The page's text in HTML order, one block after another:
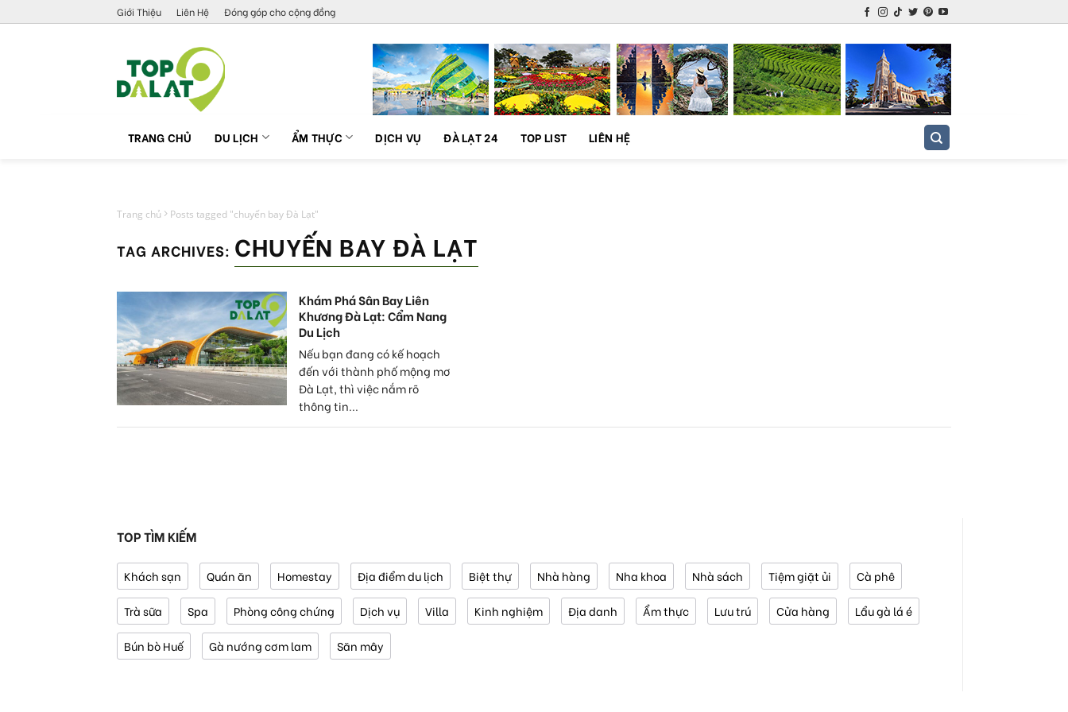
to
Giới Thiệu Liên Hệ Đóng góp cho cộng đồng
TRANG CHỦ DU LỊCH ẨM THỰC DỊCH VỤ ĐÀ LẠT 24 TOP LIST LIÊN HỆ
Trang chủ Posts tagged "chuyến bay Đà Lạt"
TAG ARCHIVES: CHUYẾN BAY ĐÀ LẠT
Khám Phá Sân Bay Liên
Khương Đà Lạt: Cẩm Nang
Du Lịch
Nếu bạn đang có kế hoạch
đến với thành phố mộng mơ
Đà Lạt, thì việc nắm rõ
thông tin...
TOP TÌM KIẾM
Khách sạn Quán ăn Homestay Địa điểm du lịch Biệt thự Nhà hàng Nha khoa Nhà sách Tiệm giặt ủi Cà phê
Trà sữa Spa Phòng công chứng Dịch vụ Villa Kinh nghiệm Địa danh Ẩm thực Lưu trú Cửa hàng Lẩu gà lá é
Bún bò Huế Gà nướng cơm lam Săn mây